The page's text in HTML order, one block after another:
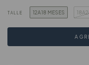
TALLE 12A18 MESES